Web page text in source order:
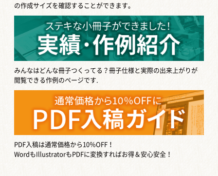
の作成サイズを確認することができます。
みんなはどんな冊子つくってる？冊子仕様と実際の出来上がりが
閲覧できる作例のページです.
PDF入稿は通常価格から10％OFF！
WordもIllustratorもPDFに変換すればお得＆安心安全！